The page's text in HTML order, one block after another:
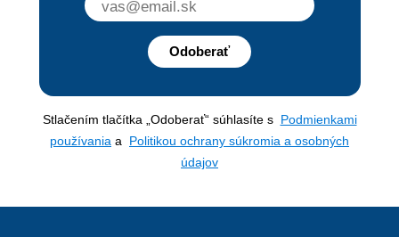
Odoberať
Stlačením tlačítka „Odoberať“ súhlasíte s Podmienkami
používania a Politikou ochrany súkromia a osobných
údajov